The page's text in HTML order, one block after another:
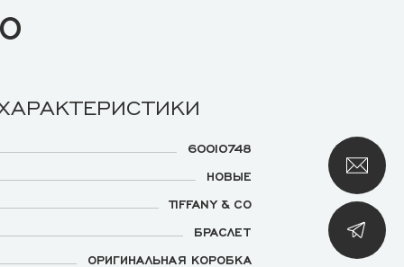
60010748
НОВЫЕ
TIFFANY & CO
БРАСЛЕТ
ОРИГИНАЛЬНАЯ КОРОБКА